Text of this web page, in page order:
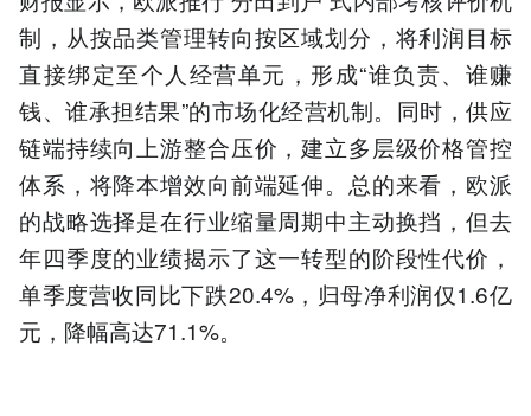
制，从按品类管理转向按区域划分，将利润目标
直接绑定至个人经营单元，形成“谁负责、谁赚
钱、谁承担结果”的市场化经营机制。同时，供应
链端持续向上游整合压价，建立多层级价格管控
体系，将降本增效向前端延伸。总的来看，欧派
的战略选择是在行业缩量周期中主动换挡，但去
年四季度的业绩揭示了这一转型的阶段性代价，
单季度营收同比下跌20.4%，归母净利润仅1.6亿
元，降幅高达71.1%。